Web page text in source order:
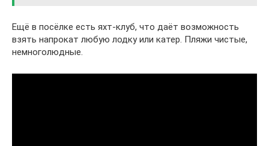
Ещё в посёлке есть яхт-клуб, что даёт возможность
взять напрокат любую лодку или катер. Пляжи чистые,
немноголюдные.